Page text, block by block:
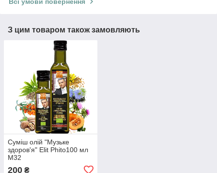
Всі умови повернення
З цим товаром також замовляють
Суміш олій "Музьке
здоров'я" Elit Phito100 мл
М32
200 ₴